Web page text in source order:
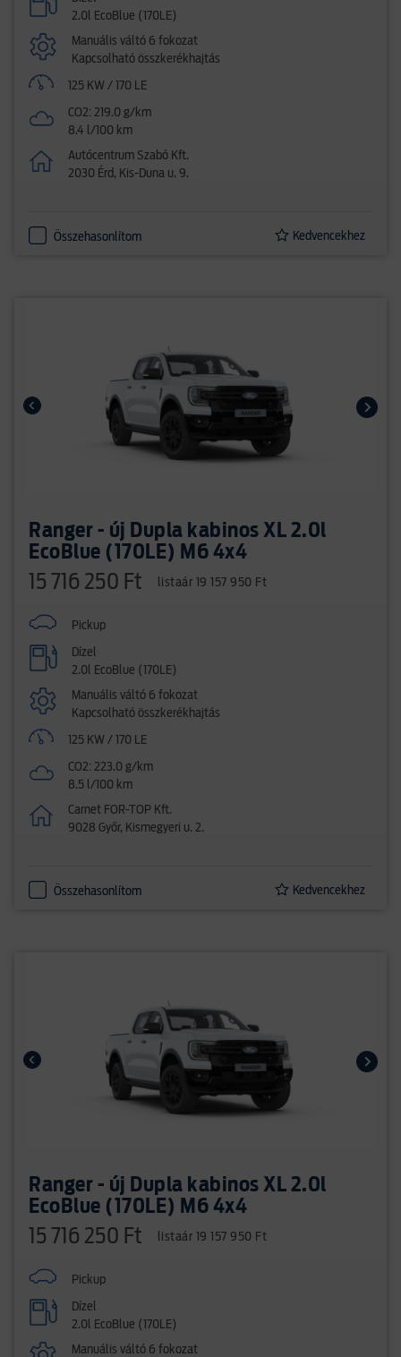
2.0l EcoBlue (170LE)
Manuális váltó 6 fokozat
Kapcsolható összkerékhajtás
125 KW / 170 LE
CO2: 219.0 g/km
8.4 l/100 km
Autócentrum Szabó Kft.
2030 Érd, Kis-Duna u. 9.
Összehasonlítom Kedvencekhez
Ranger - új Dupla kabinos XL 2.0l
EcoBlue (170LE) M6 4x4
15 716 250 Ft listaár 19 157 950 Ft
Pickup
Dízel
2.0l EcoBlue (170LE)
Manuális váltó 6 fokozat
Kapcsolható összkerékhajtás
125 KW / 170 LE
CO2: 223.0 g/km
8.5 l/100 km
Carnet FOR-TOP Kft.
9028 Győr, Kismegyeri u. 2.
Összehasonlítom Kedvencekhez
Ranger - új Dupla kabinos XL 2.0l
EcoBlue (170LE) M6 4x4
15 716 250 Ft listaár 19 157 950 Ft
Pickup
Dízel
2.0l EcoBlue (170LE)
Manuális váltó 6 fokozat